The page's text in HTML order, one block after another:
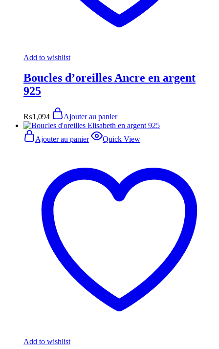
Add to wishlist
Boucles d’oreilles Ancre en argent
925
₨1,094 Ajouter au panier
Ajouter au panier Quick View
Add to wishlist